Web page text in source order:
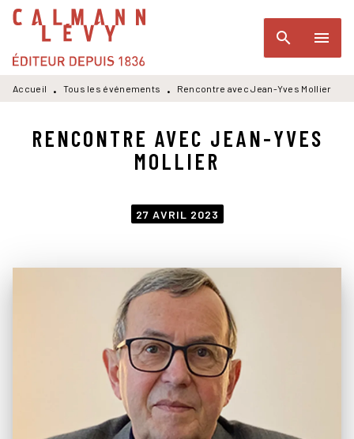
MENU RECHERCHE
PIED DE PAGE
search menu
Accueil • Tous les événements • Rencontre avec Jean-Yves Mollier
RENCONTRE AVEC JEAN-YVES
MOLLIER
27 AVRIL 2023